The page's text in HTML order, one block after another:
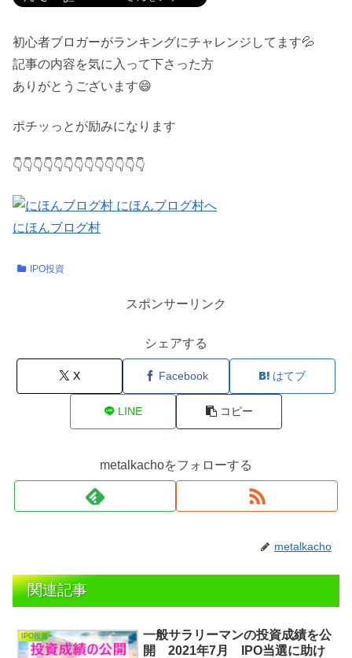
初心者ブロガーがランキングにチャレンジしてます💦
記事の内容を気に入って下さった方
ありがとうございます😄
ポチッっとが励みになります
👇👇👇👇👇👇👇👇👇👇👇👇👇
にほんブログ村
IPO投資
スポンサーリンク
シェアする
X Facebook はてブ
LINE コピー
metalkachoをフォローする
metalkacho
関連記事
IPO投資
一般サラリーマンの投資成績を公
開 2021年7月 IPO当選に助け